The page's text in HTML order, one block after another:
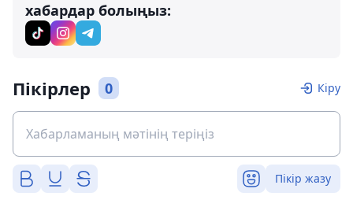
хабардар болыңыз:
Пікірлер 0 Кіру
Пікір жазу